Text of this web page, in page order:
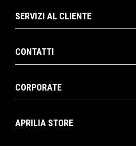
SERVIZI AL CLIENTE
CONTATTI
CORPORATE
APRILIA STORE